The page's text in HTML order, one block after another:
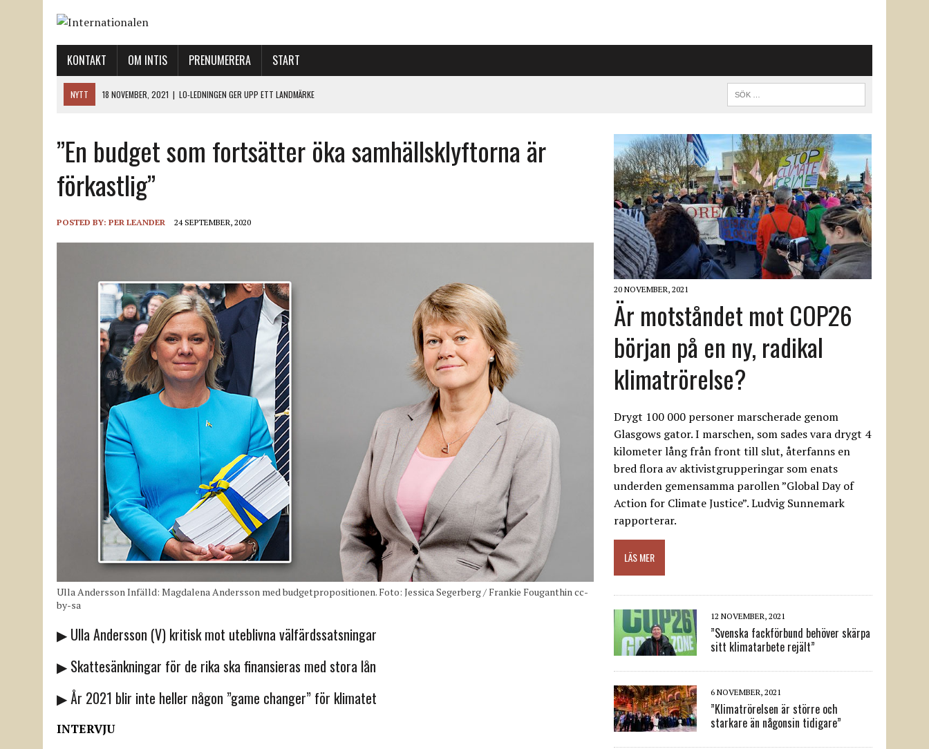
KONTAKT OM INTIS PRENUMERERA START
NYTT 12 NOVEMBER, 2021 | ETT STEG TILL VÄNSTER OCH TVÅ TILL HÖGER PÅ RIGGAD S-KONGRESS
12 NOVEMBER, 2021
”SVENSKA FACKFÖRBUND BEHÖVER SKÄRPA SITT KLIMATARBETE REJÄLT”
18 NOVEMBER, 2021 | SVENONIUS UTBUAD VID DEMONSTRATION
18 NOVEMBER, 2021
| LO-LEDNINGEN GER UPP ETT LANDMÄRKE
”En budget som fortsätter öka samhällsklyftorna är
förkastlig”
POSTED BY: PER LEANDER 24 SEPTEMBER, 2020
Ulla Andersson Infälld: Magdalena Andersson med budgetpropositionen. Foto: Jessica Segerberg / Frankie Fouganthin cc-
by-sa
▶ Ulla Andersson (V) kritisk mot uteblivna välfärdssatsningar
▶ Skattesänkningar för de rika ska finansieras med stora lån
▶ År 2021 blir inte heller någon ”game changer” för klimatet
INTERVJU
20 NOVEMBER, 2021
Är motståndet mot COP26
början på en ny, radikal
klimatrörelse?
Drygt 100 000 personer marscherade genom
Glasgows gator. I marschen, som sades vara drygt 4
kilometer lång från front till slut, återfanns en
bred flora av aktivistgrupperingar som enats
underden gemensamma parollen ”Global Day of
Action for Climate Justice”. Ludvig Sunnemark
rapporterar.
LÄS MER
12 NOVEMBER, 2021
”Svenska fackförbund behöver skärpa
sitt klimatarbete rejält”
6 NOVEMBER, 2021
”Klimatrörelsen är större och
starkare än någonsin tidigare”